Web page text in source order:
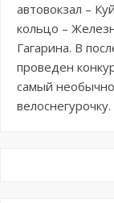
автовокзал –
кольцо –
Гагарина. В
проведен
самый
велоснегурочку.